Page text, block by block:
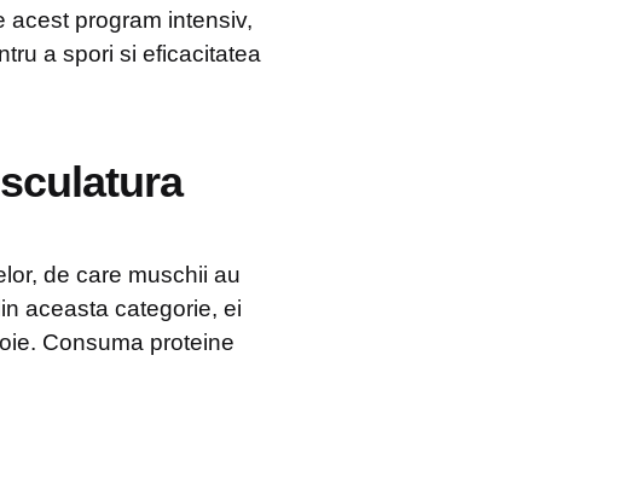
acest program intensiv,
a spori si eficacitatea
de care muschii au
aceasta categorie, ei
Consuma proteine